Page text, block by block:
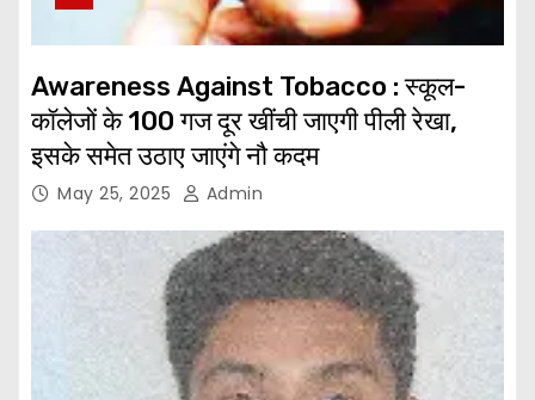
Awareness Against Tobacco : स्कूल-
कॉलेजों के 100 गज दूर खींची जाएगी पीली रेखा,
इसके समेत उठाए जाएंगे नौ कदम
May 25, 2025 Admin